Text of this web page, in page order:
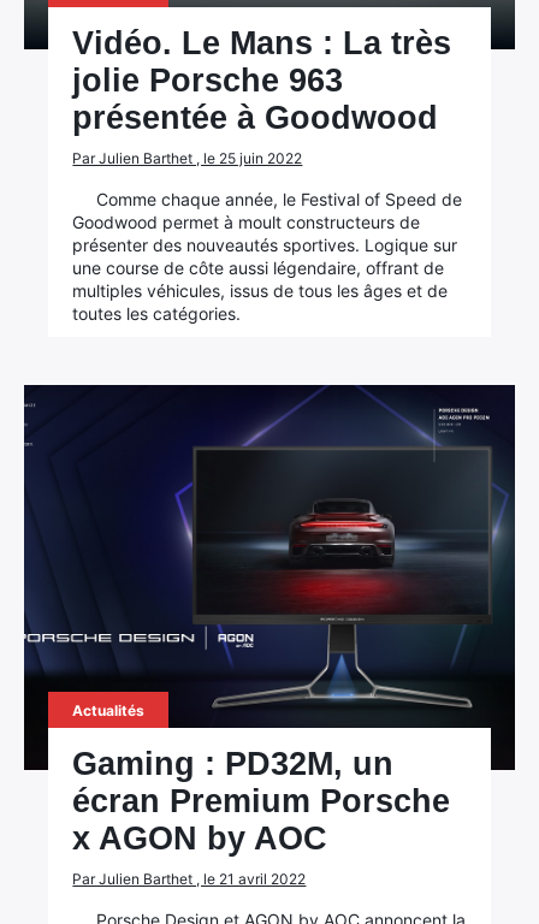
Vidéo. Le Mans : La très
jolie Porsche 963
présentée à Goodwood
Par Julien Barthet , le 25 juin 2022
Comme chaque année, le Festival of Speed de
Goodwood permet à moult constructeurs de
présenter des nouveautés sportives. Logique sur
une course de côte aussi légendaire, offrant de
multiples véhicules, issus de tous les âges et de
toutes les catégories.
Actualités
Gaming : PD32M, un
écran Premium Porsche
x AGON by AOC
Par Julien Barthet , le 21 avril 2022
Porsche Design et AGON by AOC annoncent la